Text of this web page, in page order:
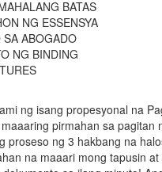
BATAS
NG ESSENSYA
SA ABOGADO
NG BINDING
ng isang propesyonal na
pirmahan sa pagitan
proseso ng 3 hakbang na
na maaari mong tapusin